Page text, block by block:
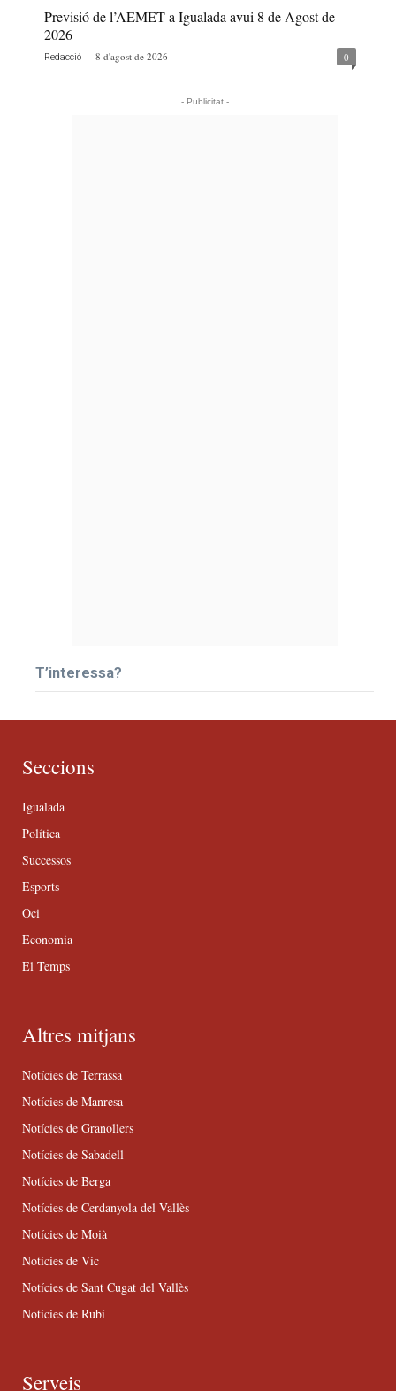
Previsió de l’AEMET a Igualada avui 8 de Agost de
2026
Redacció - 8 d'agost de 2026 0
- Publicitat -
T’interessa?
Seccions
Igualada
Política
Successos
Esports
Oci
Economia
El Temps
Altres mitjans
Notícies de Terrassa
Notícies de Manresa
Notícies de Granollers
Notícies de Sabadell
Notícies de Berga
Notícies de Cerdanyola del Vallès
Notícies de Moià
Notícies de Vic
Notícies de Sant Cugat del Vallès
Notícies de Rubí
Serveis